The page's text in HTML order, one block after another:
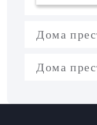
Дома
Дома